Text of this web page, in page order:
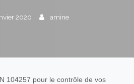
2020 amine
104257 pour le contrôle de vos